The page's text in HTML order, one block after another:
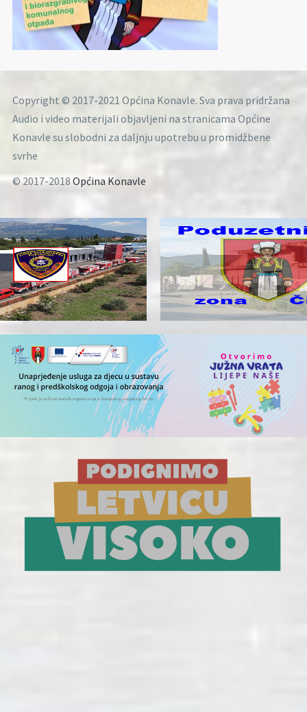
Copyright © 2017-2021 Općina Konavle. Sva prava pridržana
Audio i video materijali objavljeni na stranicama Općine
Konavle su slobodni za daljnju upotrebu u promidžbene
svrhe
© 2017-2018 Općina Konavle